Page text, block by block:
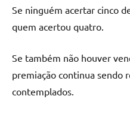
Se ninguém acertar cinco
quem acertou quatro.
Se também não houver
premiação continua sendo
contemplados.